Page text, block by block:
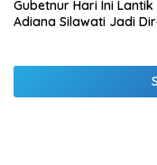
Gubetnur Hari Ini Lantik
Adiana Silawati Jadi